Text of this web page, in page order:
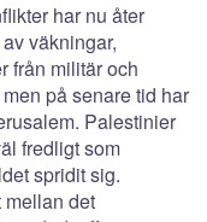
har nu åter
väkningar,
från militär och
på senare tid har
Palestinier
fredligt som
spridit sig.
mellan det